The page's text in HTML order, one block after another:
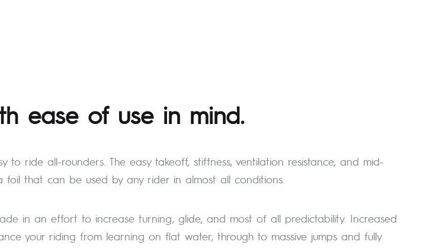
ease of use in mind.
to ride all-rounders. The easy takeoff, stiffness, ventilation resistance, and mid-
foil that can be used by any rider in almost all conditions.
in an effort to increase turning, glide, and most of all predictability. Increased
your riding from learning on flat water, through to massive jumps and fully